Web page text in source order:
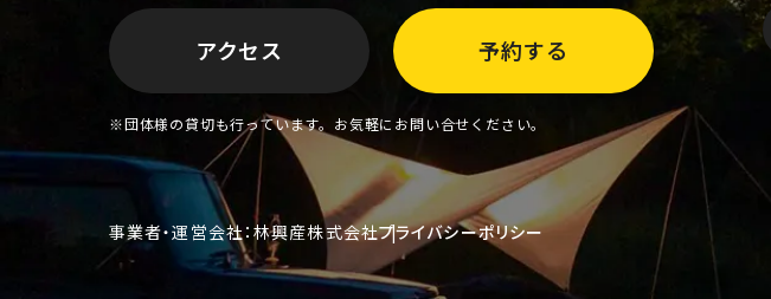
アクセス 予約する
※団体様の貸切も行っています。お気軽にお問い合せください。
事業者・運営会社：林興産株式会社プライバシーポリシー